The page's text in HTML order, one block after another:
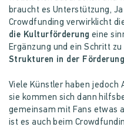
braucht es Unterstützung,
Crowdfunding verwirklicht
die Kulturförderung eine
Ergänzung und ein Schritt zu
Strukturen in der
Viele Künstler haben jedoch
sie kommen sich dann
gemeinsam mit Fans etwas
ist es auch beim